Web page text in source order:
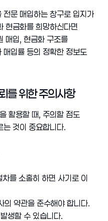
전문 매입하는 창구로 입지가
현금화를 희망하신다면
매입, 현금화 구조를
매입률 등의 정확한 정보도
를 위한 주의사항
활용할 때, 주의할 점도
는 것이 중요합니다.
차를 소홀히 하면 사기로 이
의 약관을 준수해야 합니다.
생할 수 있습니다.